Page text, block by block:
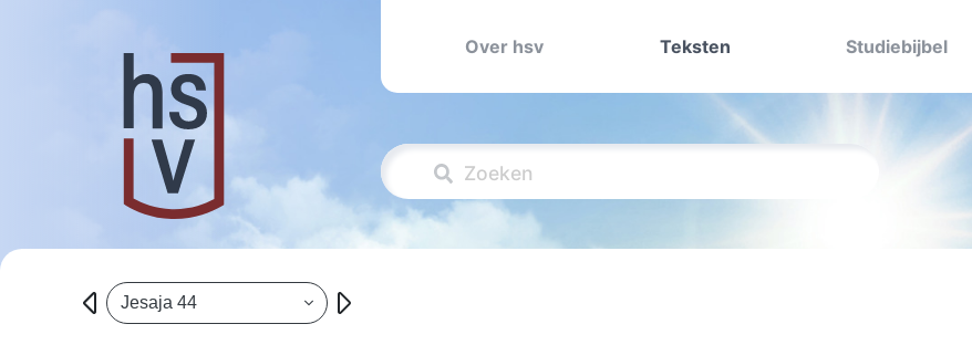
Over hsv Teksten Studiebijbel
Jesaja 44